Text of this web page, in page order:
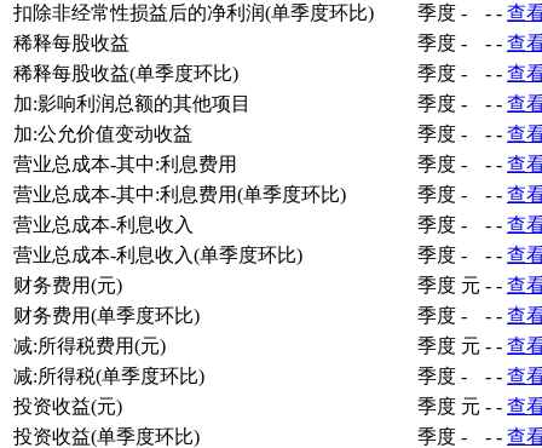
扣除非经常性损益后的净利润(单季度环比)
季度 - - - 查
稀释每股收益
季度 - - - 查
稀释每股收益(单季度环比)
季度 - - - 查
加:影响利润总额的其他项目
季度 - - - 查
加:公允价值变动收益
季度 - - - 查
营业总成本-其中:利息费用
季度 - - - 查
营业总成本-其中:利息费用(单季度环比)
季度 - - - 查
营业总成本-利息收入
季度 - - - 查
营业总成本-利息收入(单季度环比)
季度 - - - 查
财务费用(元)
季度 元 - - 查
财务费用(单季度环比)
季度 - - - 查
减:所得税费用(元)
季度 元 - - 查
减:所得税(单季度环比)
季度 - - - 查
投资收益(元)
季度 元 - - 查
投资收益(单季度环比)
季度 - - - 查